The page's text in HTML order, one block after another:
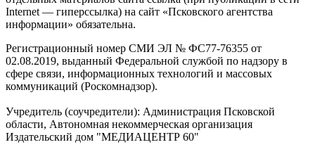
Internet — гиперссылка) на сайт «Псковского агентства
информации» обязательна.
Регистрационный номер СМИ ЭЛ № ФС77-76355 от
02.08.2019, выданный Федеральной службой по надзору в
сфере связи, информационных технологий и массовых
коммуникаций (Роскомнадзор).
Учредитель (соучредители): Администрация Псковской
области, Автономная некоммерческая организация
Издательский дом "МЕДИАЦЕНТР 60"